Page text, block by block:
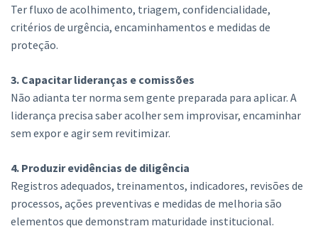
Ter fluxo de acolhimento, triagem, confidencialidade,
critérios de urgência, encaminhamentos e medidas de
proteção.
3. Capacitar lideranças e comissões
Não adianta ter norma sem gente preparada para aplicar. A
liderança precisa saber acolher sem improvisar, encaminhar
sem expor e agir sem revitimizar.
4. Produzir evidências de diligência
Registros adequados, treinamentos, indicadores, revisões de
processos, ações preventivas e medidas de melhoria são
elementos que demonstram maturidade institucional.